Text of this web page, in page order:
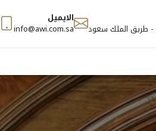
- طريق الملك سعود
الايميل
info@awi.com.sa